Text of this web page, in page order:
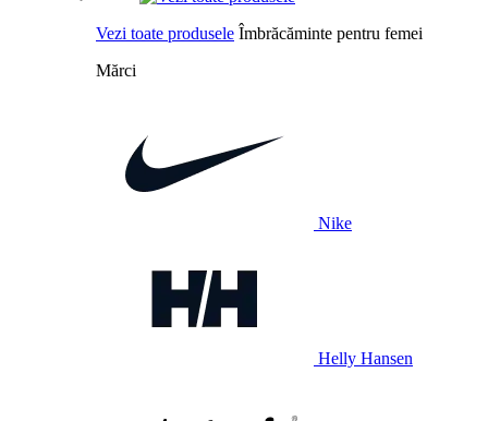
Vezi toate produsele Îmbrăcăminte pentru femei
Mărci
Nike
Helly Hansen